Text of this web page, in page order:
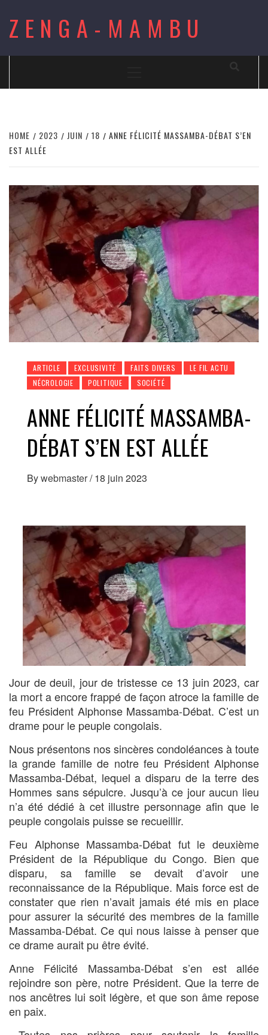
content
ZENGA-MAMBU
HOME 2023 JUIN 18
ANNE FÉLICITÉ MASSAMBA-DÉBAT S’EN
EST ALLÉE
ARTICLE EXCLUSIVITÉ FAITS DIVERS
LE FIL ACTU
NÉCROLOGIE
POLITIQUE SOCIÉTÉ
ANNE FÉLICITÉ MASSAMBA-
DÉBAT S’EN EST ALLÉE
Bywebmaster/ 18 juin 2023
Jour de deuil, jour de tristesse ce 13 juin 2023, car
la mort a encore frappé de façon atroce la famille de
feu Président Alphonse Massamba-Débat. C’est un
drame pour le peuple congolais.
Nous présentons nos sincères condoléances à toute
la grande famille de notre feu Président Alphonse
Massamba-Débat, lequel a disparu de la terre des
Hommes sans sépulcre. Jusqu’à ce jour aucun lieu
n’a été dédié à cet illustre personnage afin que le
peuple congolais puisse se recueillir.
Feu Alphonse Massamba-Débat fut le deuxième
Président de la République du Congo. Bien que
disparu, sa famille se devait d’avoir une
reconnaissance de la République. Mais force est de
constater que rien n’avait jamais été mis en place
pour assurer la sécurité des membres de la famille
Massamba-Débat. Ce qui nous laisse à penser que
ce drame aurait pu être évité.
Anne Félicité Massamba-Débat s’en est allée
rejoindre son père, notre Président. Que la terre de
nos ancêtres lui soit légère, et que son âme repose
en paix.